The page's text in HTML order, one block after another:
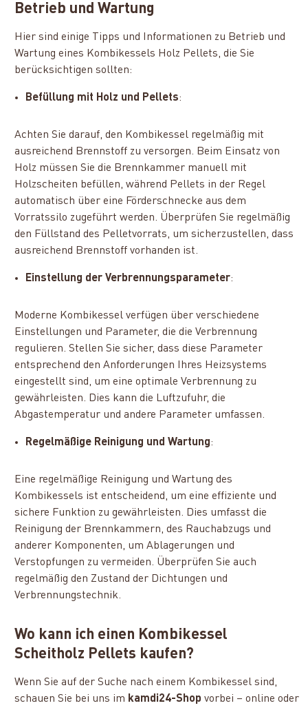
Betrieb und Wartung
Hier sind einige Tipps und Informationen zu Betrieb und
Wartung eines Kombikessels Holz Pellets, die Sie
berücksichtigen sollten:
Befüllung mit Holz und Pellets:
Achten Sie darauf, den Kombikessel regelmäßig mit
ausreichend Brennstoff zu versorgen. Beim Einsatz von
Holz müssen Sie die Brennkammer manuell mit
Holzscheiten befüllen, während Pellets in der Regel
automatisch über eine Förderschnecke aus dem
Vorratssilo zugeführt werden. Überprüfen Sie regelmäßig
den Füllstand des Pelletvorrats, um sicherzustellen, dass
ausreichend Brennstoff vorhanden ist.
Einstellung der Verbrennungsparameter:
Moderne Kombikessel verfügen über verschiedene
Einstellungen und Parameter, die die Verbrennung
regulieren. Stellen Sie sicher, dass diese Parameter
entsprechend den Anforderungen Ihres Heizsystems
eingestellt sind, um eine optimale Verbrennung zu
gewährleisten. Dies kann die Luftzufuhr, die
Abgastemperatur und andere Parameter umfassen.
Regelmäßige Reinigung und Wartung:
Eine regelmäßige Reinigung und Wartung des
Kombikessels ist entscheidend, um eine effiziente und
sichere Funktion zu gewährleisten. Dies umfasst die
Reinigung der Brennkammern, des Rauchabzugs und
anderer Komponenten, um Ablagerungen und
Verstopfungen zu vermeiden. Überprüfen Sie auch
regelmäßig den Zustand der Dichtungen und
Verbrennungstechnik.
Wo kann ich einen Kombikessel
Scheitholz Pellets kaufen?
Wenn Sie auf der Suche nach einem Kombikessel sind,
schauen Sie bei uns im kamdi24-Shop vorbei – online oder